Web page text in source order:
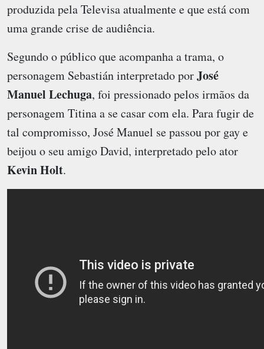
produzida pela Televisa atualmente e que está com
uma grande crise de audiência.
Segundo o público que acompanha a trama, o
personagem Sebastián interpretado porJosé
Manuel Lechuga, foi pressionado pelos irmãos da
personagem Titina a se casar com ela. Para fugir de
tal compromisso, José Manuel se passou por gay e
beijou o seu amigo David, interpretado pelo ator
Kevin Holt.